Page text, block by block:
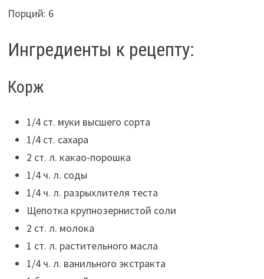
Порций: 6
Ингредиенты к рецепту:
Корж
1/4 ст. муки высшего сорта
1/4 ст. сахара
2 ст. л. какао-порошка
1/4 ч. л. соды
1/4 ч. л. разрыхлителя теста
Щепотка крупнозернистой соли
2 ст. л. молока
1 ст. л. растительного масла
1/4 ч. л. ванильного экстракта